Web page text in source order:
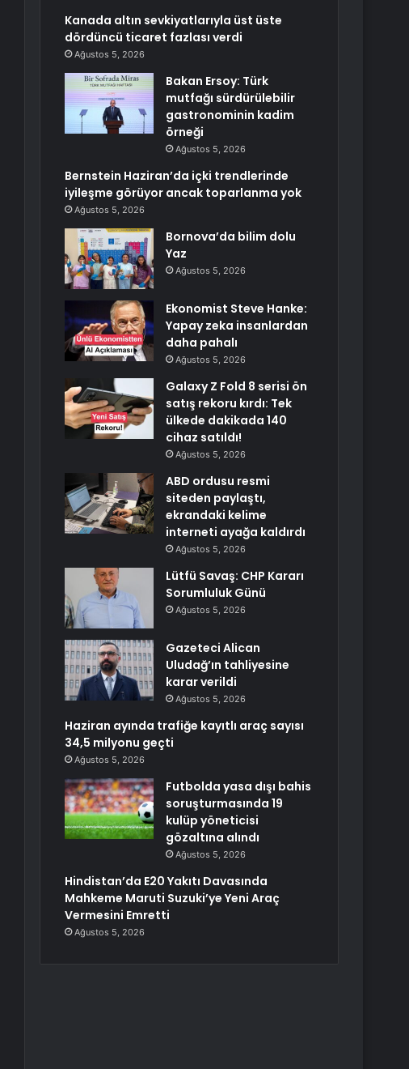
Kanada altın sevkiyatlarıyla üst üste
dördüncü ticaret fazlası verdi
Ağustos 5, 2026
Bakan Ersoy: Türk
mutfağı sürdürülebilir
gastronominin kadim
örneği
Ağustos 5, 2026
Bernstein Haziran’da içki trendlerinde
iyileşme görüyor ancak toparlanma yok
Ağustos 5, 2026
Bornova’da bilim dolu
Yaz
Ağustos 5, 2026
Ekonomist Steve Hanke:
Yapay zeka insanlardan
daha pahalı
Ağustos 5, 2026
Galaxy Z Fold 8 serisi ön
satış rekoru kırdı: Tek
ülkede dakikada 140
cihaz satıldı!
Ağustos 5, 2026
ABD ordusu resmi
siteden paylaştı,
ekrandaki kelime
interneti ayağa kaldırdı
Ağustos 5, 2026
Lütfü Savaş: CHP Kararı
Sorumluluk Günü
Ağustos 5, 2026
Gazeteci Alican
Uludağ’ın tahliyesine
karar verildi
Ağustos 5, 2026
Haziran ayında trafiğe kayıtlı araç sayısı
34,5 milyonu geçti
Ağustos 5, 2026
Futbolda yasa dışı bahis
soruşturmasında 19
kulüp yöneticisi
gözaltına alındı
Ağustos 5, 2026
Hindistan’da E20 Yakıtı Davasında
Mahkeme Maruti Suzuki’ye Yeni Araç
Vermesini Emretti
Ağustos 5, 2026